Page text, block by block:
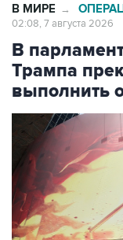
В МИРЕ →
02:08, 7 августа 2026
В
Трампа
выполнить